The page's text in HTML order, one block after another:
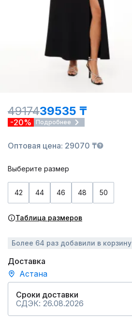
4917439535 ₸
-20% Подробнее
Оптовая цена: 29070 ₸
Выберите размер
42 44 46 48 50
Таблица размеров
Более 64 раз добавили в корзину
Доставка
Астана
Сроки доставки
СДЭК: 26.08.2026